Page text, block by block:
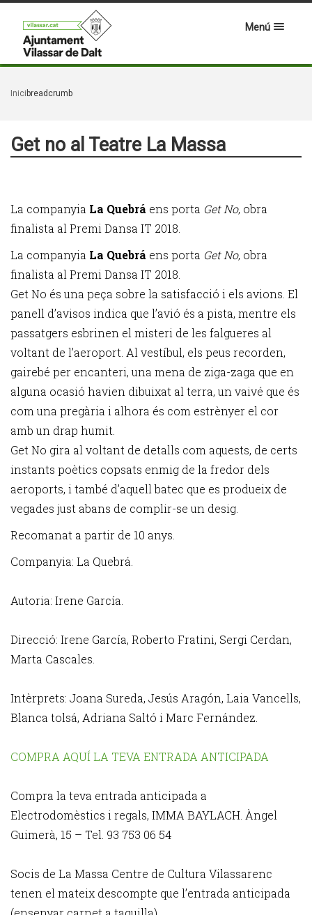
Menú
Inici breadcrumb
Get no al Teatre La Massa
La companyia La Quebrá ens porta Get No, obra
finalista al Premi Dansa IT 2018.
La companyia La Quebrá ens porta Get No, obra
finalista al Premi Dansa IT 2018.
Get No és una peça sobre la satisfacció i els avions. El
panell d’avisos indica que l’avió és a pista, mentre els
passatgers esbrinen el misteri de les falgueres al
voltant de l’aeroport. Al vestíbul, els peus recorden,
gairebé per encanteri, una mena de ziga-zaga que en
alguna ocasió havien dibuixat al terra, un vaivé que és
com una pregària i alhora és com estrènyer el cor
amb un drap humit.
Get No gira al voltant de detalls com aquests, de certs
instants poètics copsats enmig de la fredor dels
aeroports, i també d’aquell batec que es produeix de
vegades just abans de complir-se un desig.
Recomanat a partir de 10 anys.
Companyia: La Quebrá.
Autoria: Irene García.
Direcció: Irene García, Roberto Fratini, Sergi Cerdan,
Marta Cascales.
Intèrprets: Joana Sureda, Jesús Aragón, Laia Vancells,
Blanca tolsá, Adriana Saltó i Marc Fernández.
COMPRA AQUÍ LA TEVA ENTRADA ANTICIPADA
Compra la teva entrada anticipada a
Electrodomèstics i regals, IMMA BAYLACH. Àngel
Guimerà, 15 – Tel. 93 753 06 54
Socis de La Massa Centre de Cultura Vilassarenc
tenen el mateix descompte que l’entrada anticipada